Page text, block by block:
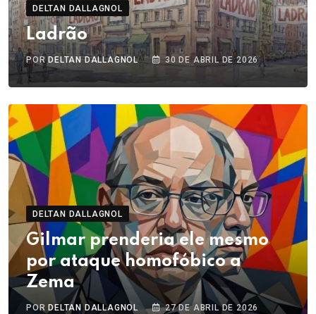
DELTAN DALLAGNOL
Ladrão
PORDELTAN DALLAGNOL 30 DE ABRIL DE 2026
DELTAN DALLAGNOL
Gilmar prenderia ele mesmo
por ataque homofóbico a
Zema
POR DELTAN DALLAGNOL 27 DE ABRIL DE 2026